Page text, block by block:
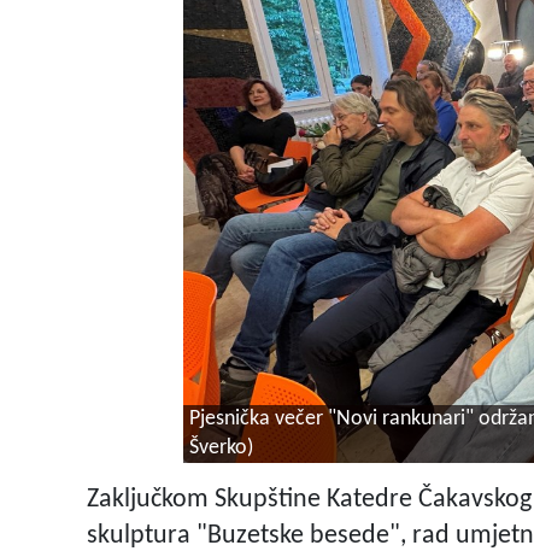
Pjesnička večer "Novi rankunari"
Šverko)
Zaključkom Skupštine Katedre
skulptura "Buzetske besede", rad